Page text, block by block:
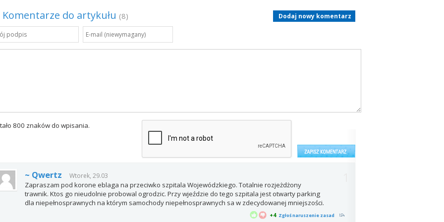
Komentarze do artykułu (8) Dodaj nowy komentarz
800 znaków do wpisania.
+4
~ Qwertz Wtorek, 29.03
Zapraszam pod korone eblaga na przeciwko szpitala Wojewódzkiego. Totalnie rozjeżdżony
trawnik. Ktos go nieudolnie probowal ogrodzic. Przy wjeździe do tego szpitala jest otwarty parking
dla niepełnosprawnych na którym samochody niepełnosprawnych sa w zdecydowanej mniejszości.
Zgłoś naruszenie zasad